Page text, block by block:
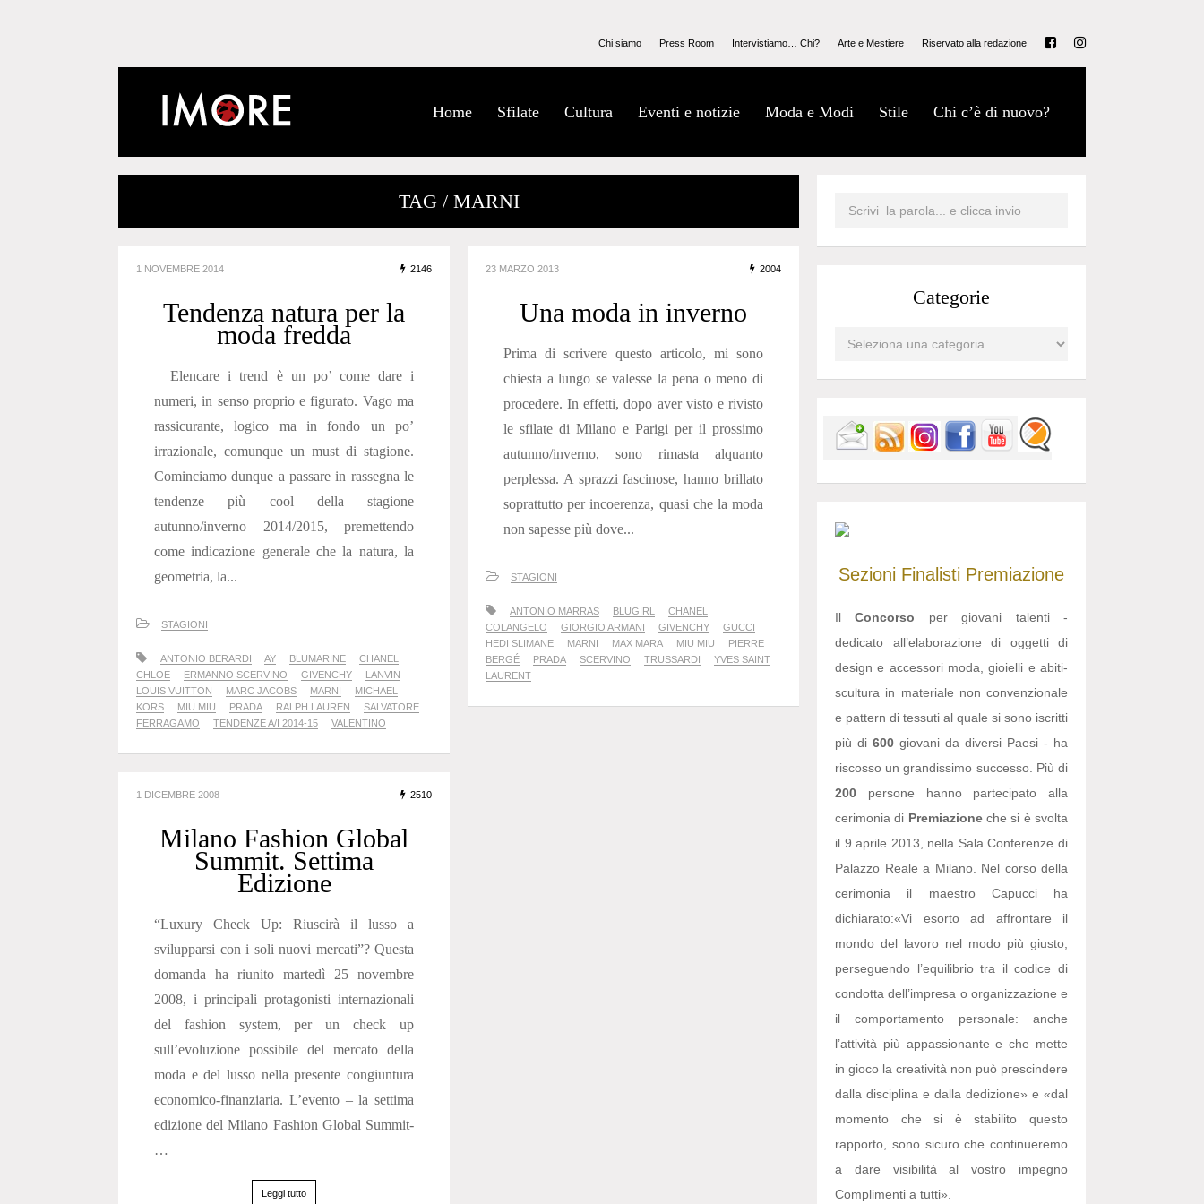
Chi siamo Press Room Intervistiamo… Chi? Arte e Mestiere Riservato alla redazione
Home Sfilate Cultura Eventi e notizie Moda e Modi Stile Chi c’è di nuovo?
TAG / MARNI
1 NOVEMBRE 2014 2146
Tendenza natura per la
moda fredda
Elencare i trend è un po’ come dare i
numeri, in senso proprio e figurato. Vago ma
rassicurante, logico ma in fondo un po’
irrazionale, comunque un must di stagione.
Cominciamo dunque a passare in rassegna le
tendenze più cool della stagione
autunno/inverno 2014/2015, premettendo
come indicazione generale che la natura, la
geometria, la...
STAGIONI
ANTONIO BERARDI AY BLUMARINE
CHANEL
CHLOE
ERMANNO SCERVINO GIVENCHY
LANVIN
LOUIS VUITTON
MARC JACOBS MARNI
MICHAEL
KORS
MIU MIU PRADA RALPH LAUREN
SALVATORE
FERRAGAMO
TENDENZE A/I 2014-15 VALENTINO
23 MARZO 2013 2004
Una moda in inverno
Prima di scrivere questo articolo, mi sono
chiesta a lungo se valesse la pena o meno di
procedere. In effetti, dopo aver visto e rivisto
le sfilate di Milano e Parigi per il prossimo
autunno/inverno, sono rimasta alquanto
perplessa. A sprazzi fascinose, hanno brillato
soprattutto per incoerenza, quasi che la moda
non sapesse più dove...
STAGIONI
ANTONIO MARRAS BLUGIRL
CHANEL
COLANGELO
GIORGIO ARMANI GIVENCHY
GUCCI
HEDI SLIMANE
MARNI MAX MARA MIU MIU
PIERRE
BERGÉ
PRADA SCERVINO TRUSSARDI
YVES SAINT
LAURENT
1 DICEMBRE 2008 2510
Milano Fashion Global
Summit. Settima
Edizione
“Luxury Check Up: Riuscirà il lusso a
svilupparsi con i soli nuovi mercati”? Questa
domanda ha riunito martedì 25 novembre
2008, i principali protagonisti internazionali
del fashion system, per un check up
sull’evoluzione possibile del mercato della
moda e del lusso nella presente congiuntura
economico-finanziaria. L’evento – la settima
edizione del Milano Fashion Global Summit-
…
Leggi tutto
Categorie
Sezioni Finalisti Premiazione
IlConcorso per giovani talenti -
dedicato all’elaborazione di oggetti di
design e accessori moda, gioielli e abiti-
scultura in materiale non convenzionale
e pattern di tessuti al quale si sono iscritti
più di 600 giovani da diversi Paesi - ha
riscosso un grandissimo successo. Più di
200 persone hanno partecipato alla
cerimonia di Premiazioneche si è svolta
il 9 aprile 2013, nella Sala Conferenze di
Palazzo Reale a Milano. Nel corso della
cerimonia il maestro Capucci ha
dichiarato:«Vi esorto ad affrontare il
mondo del lavoro nel modo più giusto,
perseguendo l’equilibrio tra il codice di
condotta dell’impresa o organizzazione e
il comportamento personale: anche
l’attività più appassionante e che mette
in gioco la creatività non può prescindere
dalla disciplina e dalla dedizione» e «dal
momento che si è stabilito questo
rapporto, sono sicuro che continueremo
a dare visibilità al vostro impegno
Complimenti a tutti».